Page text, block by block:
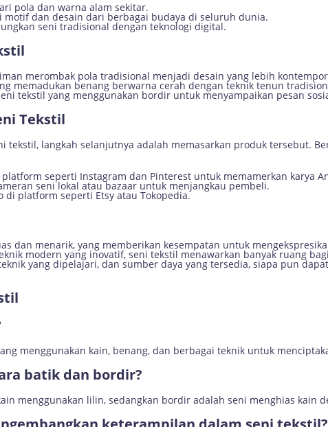
pola dan warna alam sekitar.
motif dan desain dari berbagai budaya di seluruh dunia.
seni tradisional dengan teknologi digital.
merombak pola tradisional menjadi desain yang lebih
memadukan benang berwarna cerah dengan teknik tenun
tekstil yang menggunakan bordir untuk menyampaikan pesan
Tekstil
tekstil, langkah selanjutnya adalah memasarkan produk tersebut.
seperti Instagram dan Pinterest untuk memamerkan karya
seni lokal atau bazaar untuk menjangkau pembeli.
di platform seperti Etsy atau Tokopedia.
dan menarik, yang memberikan kesempatan untuk
modern yang inovatif, seni tekstil menawarkan banyak ruang
yang dipelajari, dan sumber daya yang tersedia, siapa pun
menggunakan kain, benang, dan berbagai teknik untuk
batik dan bordir?
menggunakan lilin, sedangkan bordir adalah seni menghias kain